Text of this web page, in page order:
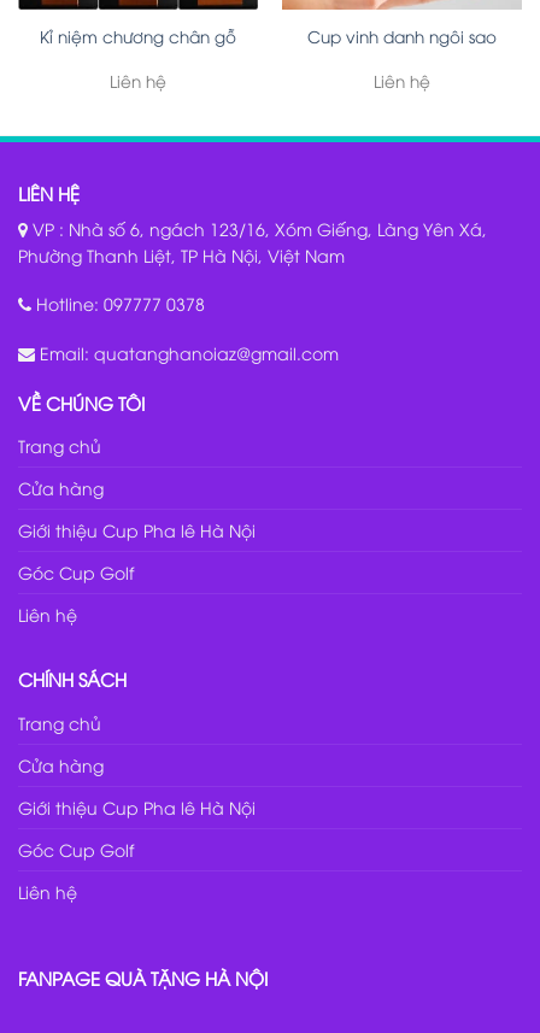
Kỉ niệm chương chân gỗ
Liên hệ
Cup vinh danh ngôi sao
Liên hệ
LIÊN HỆ
VP : Nhà số 6, ngách 123/16, Xóm Giếng, Làng Yên Xá,
Phường Thanh Liệt, TP Hà Nội, Việt Nam
Hotline: 097777 0378
Email: quatanghanoiaz@gmail.com
VỀ CHÚNG TÔI
Trang chủ
Cửa hàng
Giới thiệu Cup Pha lê Hà Nội
Góc Cup Golf
Liên hệ
CHÍNH SÁCH
Trang chủ
Cửa hàng
Giới thiệu Cup Pha lê Hà Nội
Góc Cup Golf
Liên hệ
FANPAGE QUÀ TẶNG HÀ NỘI